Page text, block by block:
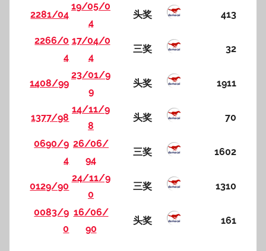
2281/04
19/05/0
4
头奖 413
2266/0
4
17/04/0
4
三奖 32
1408/99
23/01/9
9
头奖 1911
1377/98
14/11/9
8
头奖 70
0690/9
4
26/06/
94
三奖 1602
0129/90
24/11/9
0
三奖 1310
0083/9
0
16/06/
90
头奖 161